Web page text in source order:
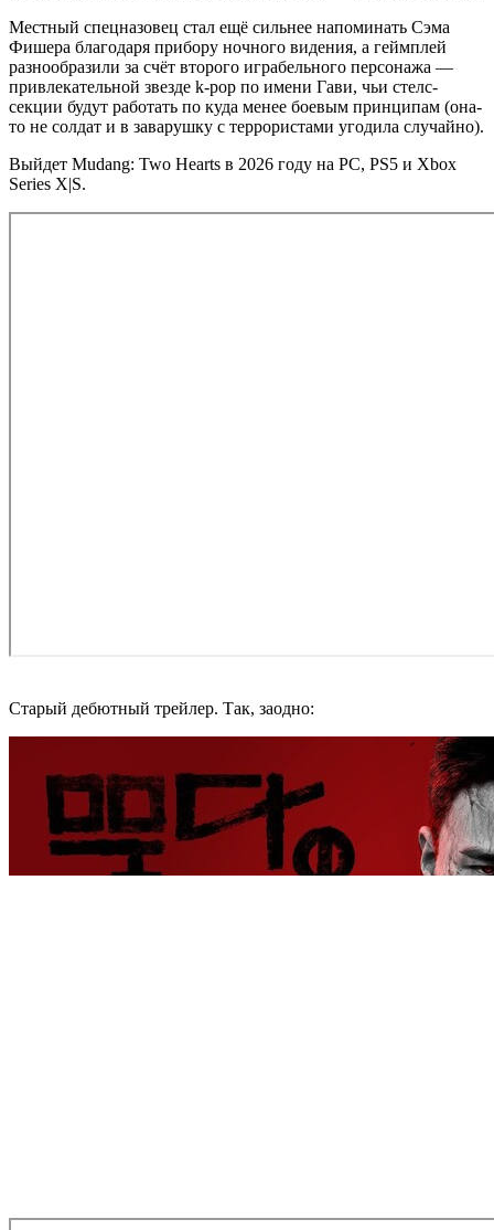
Местный спецназовец стал ещё сильнее напоминать Сэма
Фишера благодаря прибору ночного видения, а геймплей
разнообразили за счёт второго играбельного персонажа —
привлекательной звезде k-pop по имени Гави, чьи стелс-
секции будут работать по куда менее боевым принципам (она-
то не солдат и в заварушку с террористами угодила случайно).
Выйдет Mudang: Two Hearts в 2026 году на PC, PS5 и Xbox
Series X|S.
Старый дебютный трейлер. Так, заодно: